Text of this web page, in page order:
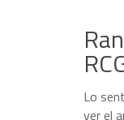
Lo
ver el